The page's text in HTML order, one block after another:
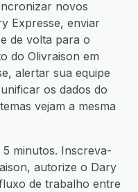
novos
Expresse, enviar
de volta para o
do Olivraison em
alertar sua equipe
os dados do
vejam a mesma
minutos. Inscreva-
autorize o Dary
de trabalho entre